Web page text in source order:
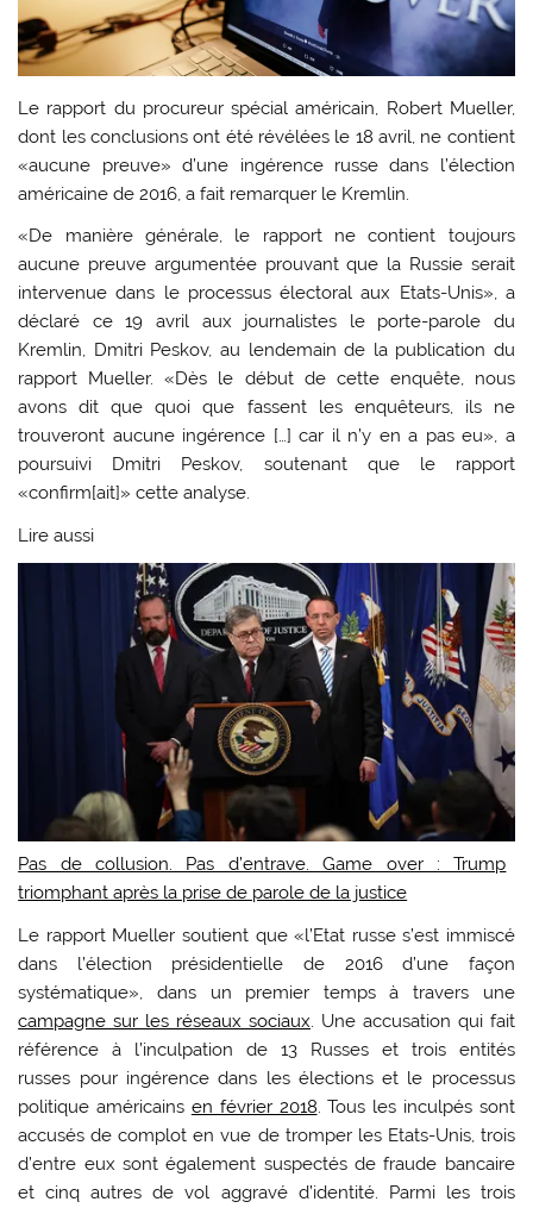
Le rapport du procureur spécial américain, Robert Mueller,
dont les conclusions ont été révélées le 18 avril, ne contient
«aucune preuve» d’une ingérence russe dans l’élection
américaine de 2016, a fait remarquer le Kremlin.
«De manière générale, le rapport ne contient toujours
aucune preuve argumentée prouvant que la Russie serait
intervenue dans le processus électoral aux Etats-Unis», a
déclaré ce 19 avril aux journalistes le porte-parole du
Kremlin, Dmitri Peskov, au lendemain de la publication du
rapport Mueller. «Dès le début de cette enquête, nous
avons dit que quoi que fassent les enquêteurs, ils ne
trouveront aucune ingérence […] car il n’y en a pas eu», a
poursuivi Dmitri Peskov, soutenant que le rapport
«confirm[ait]» cette analyse.
Lire aussi
Pas de collusion. Pas d’entrave. Game over : Trump
triomphant après la prise de parole de la justice
Le rapport Mueller soutient que «l’Etat russe s’est immiscé
dans l’élection présidentielle de 2016 d’une façon
systématique», dans un premier temps à travers une
campagne sur les réseaux sociaux . Une accusation qui fait
référence à l’inculpation de 13 Russes et trois entités
russes pour ingérence dans les élections et le processus
politique américains en février 2018 . Tous les inculpés sont
accusés de complot en vue de tromper les Etats-Unis, trois
d’entre eux sont également suspectés de fraude bancaire
et cinq autres de vol aggravé d’identité. Parmi les trois